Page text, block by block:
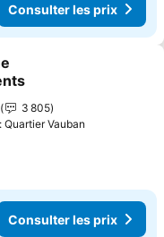
Consulter les prix
à mes favoris
3 805
Quartier Vauban
Consulter les prix